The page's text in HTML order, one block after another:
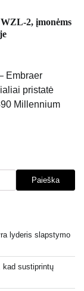
2, įmonėms
Embraer
pristatė
Millennium
Paieška
lyderis slapstymo
kad sustiprintų